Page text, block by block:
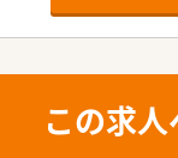
この求